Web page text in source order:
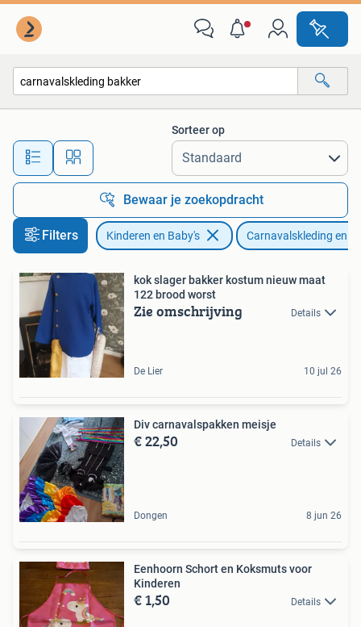
Alle afstanden…
Sorteer op
Bewaar je zoekopdracht
Filters Kinderen en Baby's Carnavalskleding en
kok slager bakker kostum nieuw maat
122 brood worst
Zie omschrijving Details
De Lier 10 jul 26
Div carnavalspakken meisje
€ 22,50 Details
Dongen 8 jun 26
Eenhoorn Schort en Koksmuts voor
Kinderen
€ 1,50 Details